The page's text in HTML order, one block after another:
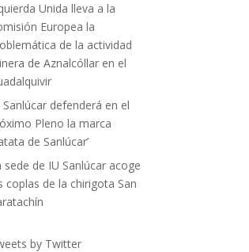
Unida lleva a la
Europea la
de la actividad
de Aznalcóllar en el
Sanlúcar defenderá en el
Pleno la marca
de Sanlúcar’
sede de IU Sanlúcar acoge
coplas de la chirigota San
by Twitter